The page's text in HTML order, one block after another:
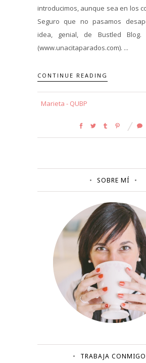
introducimos, aunque sea en los
Seguro que no pasamos
idea, genial, de Bustled Blog.
(www.unacitaparados.com). ...
CONTINUE READING
Marieta - QUBP
SOBRE MÍ
TRABAJA CONMIGO